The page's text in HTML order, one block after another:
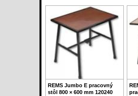
REMS Jumbo E pracovný
stôl 800 × 600 mm 120240